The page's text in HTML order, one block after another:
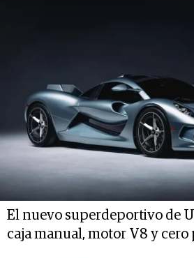
El nuevo superdeportivo de
caja manual, motor V8 y cero